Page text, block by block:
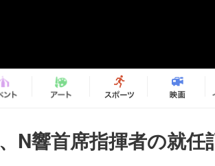
N響首席指揮者の就任